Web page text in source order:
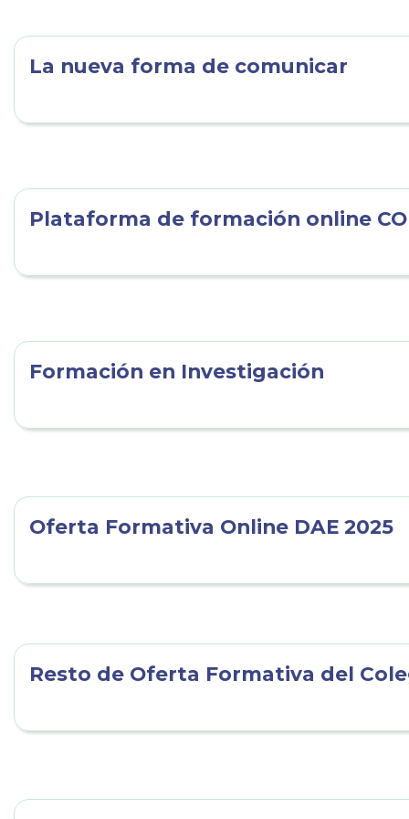
La nueva forma de comunicar
Plataforma de formación online
Formación en Investigación
Oferta Formativa Online DAE 2025
Resto de Oferta Formativa del